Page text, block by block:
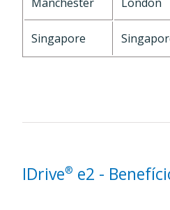
Singapore
IDrive® e2 -